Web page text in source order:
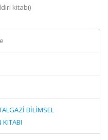
kitabı)
BİLİMSEL
KITABI